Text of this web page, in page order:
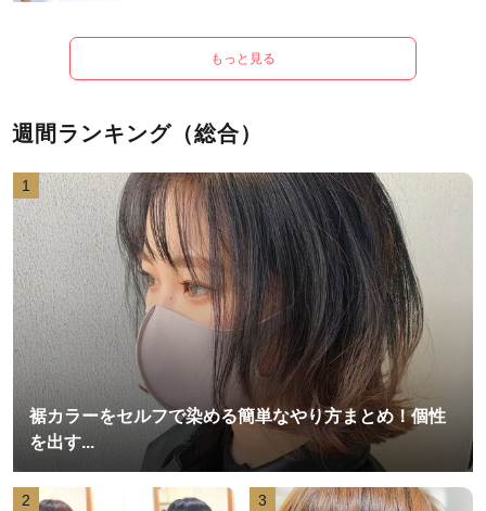
もっと見る
週間ランキング（総合）
1
裾カラーをセルフで染める簡単なやり方まとめ！個性
を出す...
2 3